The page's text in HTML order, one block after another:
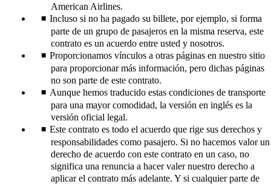
American Airlines.
Incluso si no ha pagado su billete, por ejemplo, si forma
parte de un grupo de pasajeros en la misma reserva, este
contrato es un acuerdo entre usted y nosotros.
Proporcionamos vínculos a otras páginas en nuestro sitio
para proporcionar más información, pero dichas páginas
no son parte de este contrato.
Aunque hemos traducido estas condiciones de transporte
para una mayor comodidad, la versión en inglés es la
versión oficial legal.
Este contrato es todo el acuerdo que rige sus derechos y
responsabilidades como pasajero. Si no hacemos valor un
derecho de acuerdo con este contrato en un caso, no
significa una renuncia a hacer valer nuestro derecho a
aplicar el contrato más adelante. Y si cualquier parte de